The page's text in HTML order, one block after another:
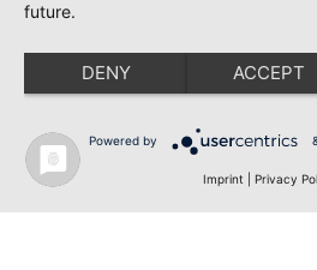
future.
DENY ACCEPT
Powered by
Imprint Privacy